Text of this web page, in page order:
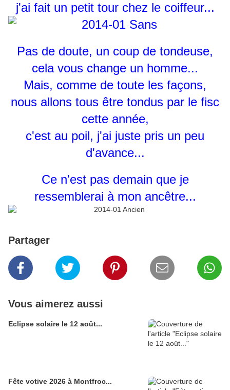
j'ai fait un petit tour chez le coiffeur...
Pas de doute, un coup de tondeuse,
cela vous change un homme...
Mais, comme de toute les façons,
nous allons tous être tondus par le fisc
cette année,
c'est au poil, j'ai juste pris un peu
d'avance...
Ce n'est pas demain que je
ressemblerai à mon ancêtre...
Partager
Vous aimerez aussi
Eclipse solaire le 12 août...
Fête votive 2026 à Montfroc...